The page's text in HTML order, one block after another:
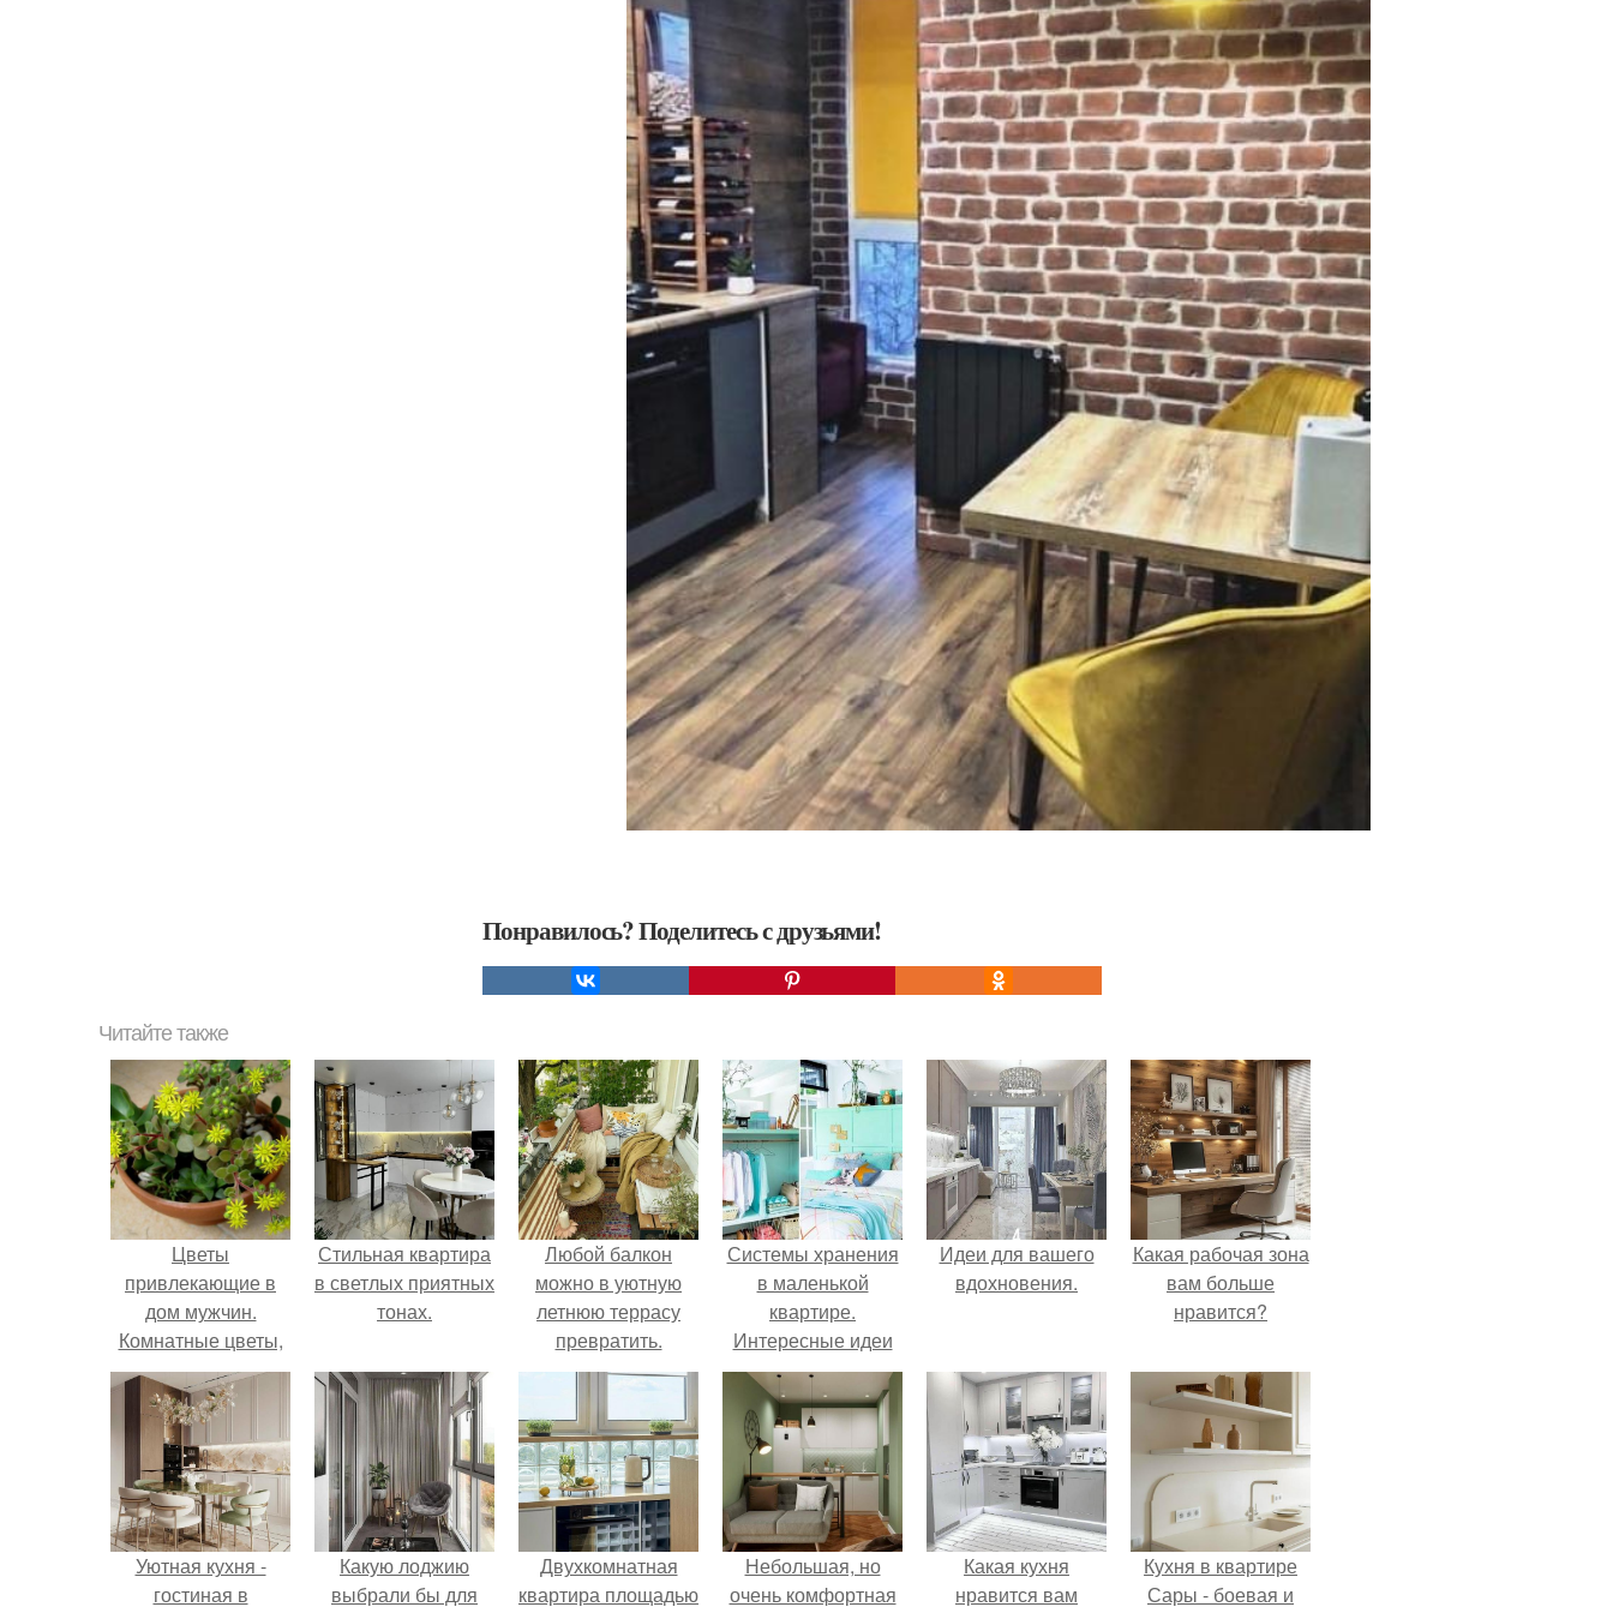
Понравилось? Поделитесь с друзьями!
Читайте также
Цветы
привлекающие в
дом мужчин.
Комнатные цветы,
притягивающие в
дом мужчин, они
обладают мощной
любовной
энергетикой
Стильная квартира
в светлых приятных
тонах.
Любой балкон
можно в уютную
летнюю террасу
превратить.
Системы хранения
в маленькой
квартире.
Интересные идеи
для дома и дачи
Идеи для вашего
вдохновения.
Какая рабочая зона
вам больше
нравится?
Уютная кухня -
гостиная в
Какую лоджию
выбрали бы для
Двухкомнатная
квартира площадью
Небольшая, но
очень комфортная
Какая кухня
нравится вам
Кухня в квартире
Сары - боевая и